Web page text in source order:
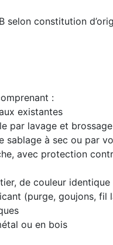
selon constitution
:
existantes
par lavage et
sablage à sec ou par
avec protection
de couleur
(purge, goujons, fil
ou en bois